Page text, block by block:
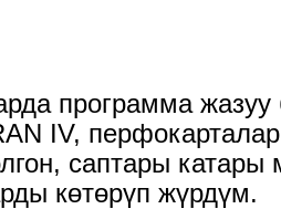
программа
IV,
саптары
көтөрүп жүрдүм.